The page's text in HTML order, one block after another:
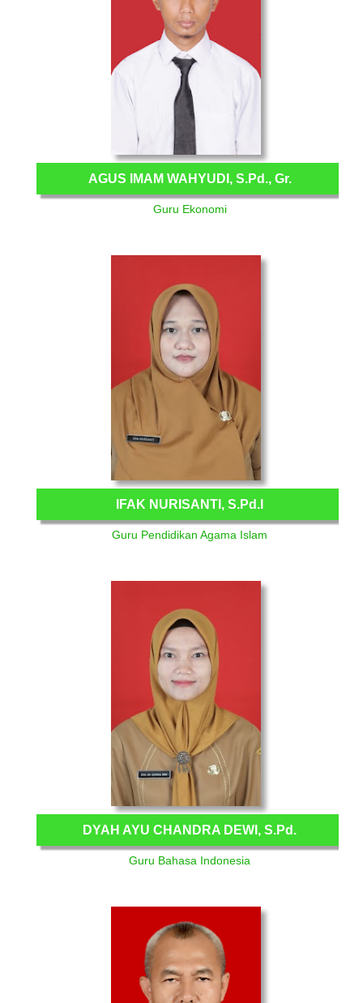
AGUS IMAM WAHYUDI, S.Pd., Gr.
Guru Ekonomi
IFAK NURISANTI, S.Pd.I
Guru Pendidikan Agama Islam
DYAH AYU CHANDRA DEWI, S.Pd.
Guru Bahasa Indonesia